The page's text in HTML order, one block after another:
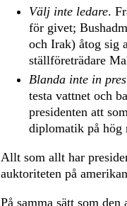
Välj inte ledare.
för givet;
och Irak) åtog sig
ställföreträdare
Blanda inte in
testa vattnet och
presidenten att
diplomatik på hög
Allt som allt har
auktoriteten på
På samma sätt som